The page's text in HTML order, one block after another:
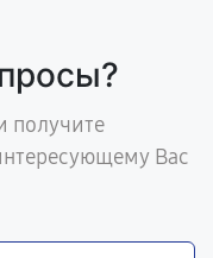
получите
Вас